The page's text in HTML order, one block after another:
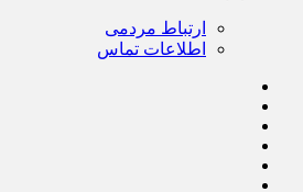
ارتباط مردمی
اطلاعات تماس